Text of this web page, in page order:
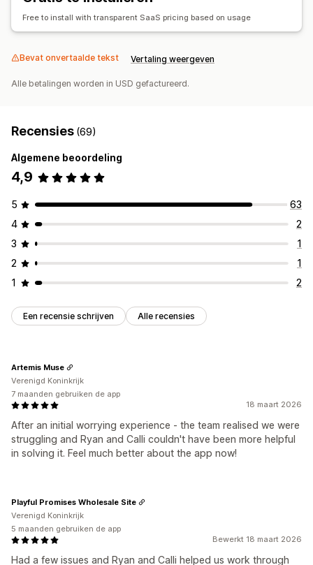
Free to install with transparent SaaS pricing based on usage
Bevat onvertaalde tekst Vertaling weergeven
Alle betalingen worden in USD gefactureerd.
Recensies (69)
Algemene beoordeling
4,9
5
63
4
2
3
1
2
1
1
2
Een recensie schrijven Alle recensies
18 maart 2026
After an initial worrying experience - the team realised we were
struggling and Ryan and Calli couldn't have been more helpful
in solving it. Feel much better about the app now!
Artemis Muse
Verenigd Koninkrijk
7 maanden gebruiken de app
Bewerkt 18 maart 2026
Had a few issues and Ryan and Calli helped us work through
Playful Promises Wholesale Site
Verenigd Koninkrijk
5 maanden gebruiken de app